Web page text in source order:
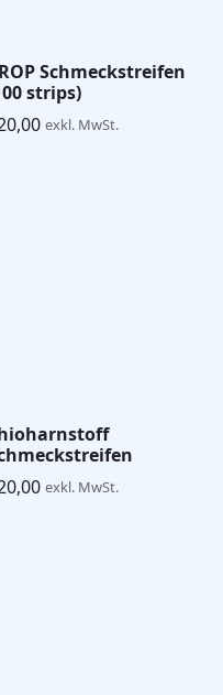
Schmeckstreifen
strips)
exkl. MwSt.
exkl. MwSt.